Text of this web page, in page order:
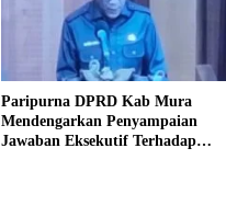
Paripurna DPRD Kab Mura
Mendengarkan Penyampaian
Jawaban Eksekutif Terhadap